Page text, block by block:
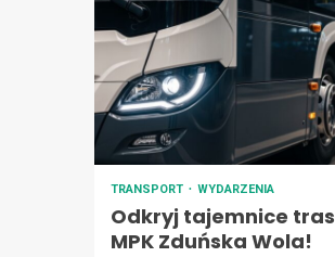
TRANSPORT WYDARZENIA
Odkryj tajemnice tras
MPK Zduńska Wola!